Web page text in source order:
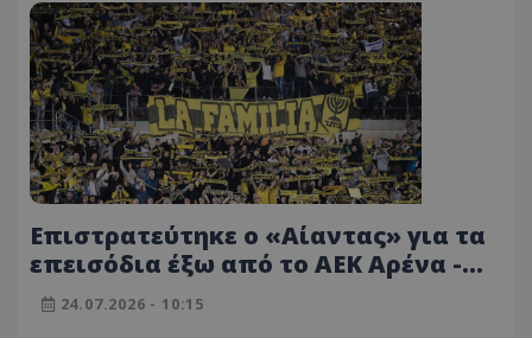
Επιστρατεύτηκε ο «Αίαντας» για τα
επεισόδια έξω από το ΑΕΚ Αρένα -
Ξεψαχνίζουν τα κλειστά κυκλώματα
για τους δράστες
24.07.2026 - 10:15